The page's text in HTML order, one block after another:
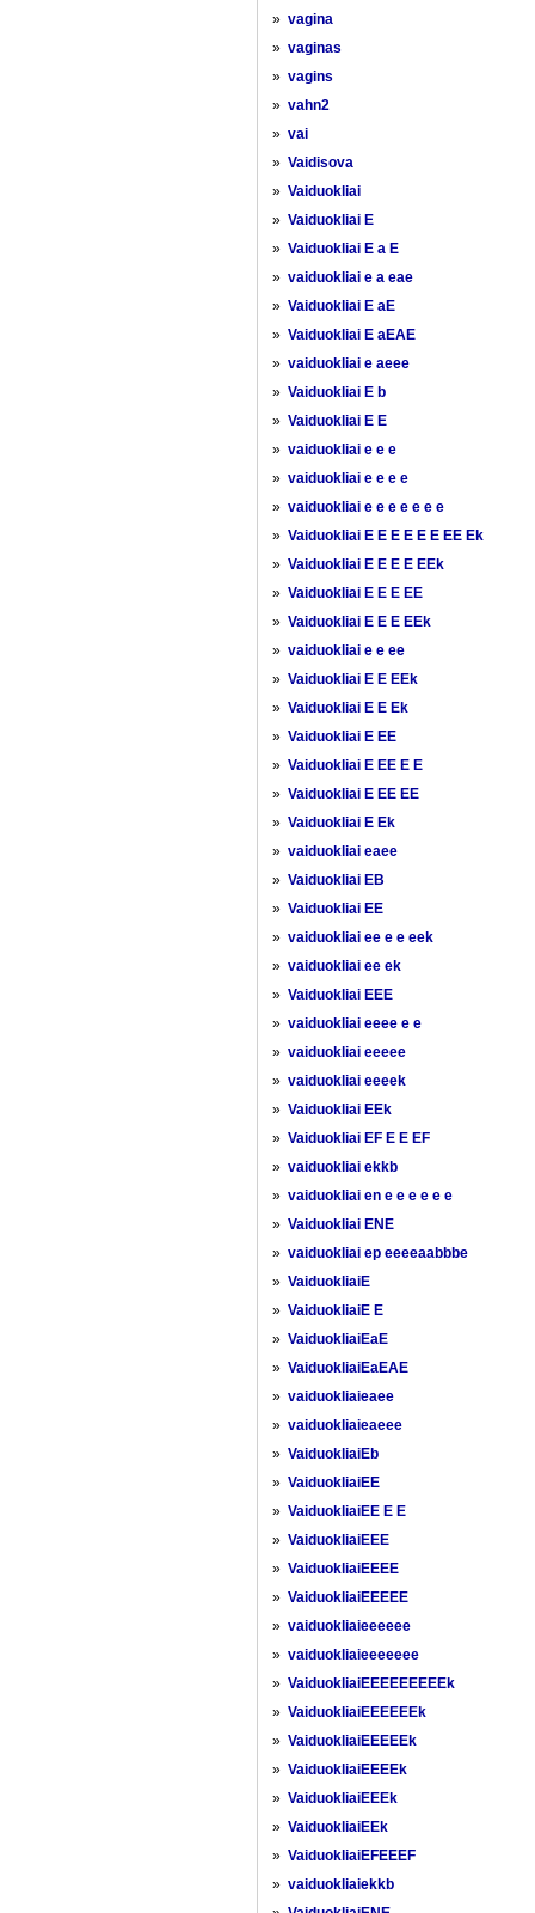
» vagina
» vaginas
» vagins
» vahn2
» vai
» Vaidisova
» Vaiduokliai
» Vaiduokliai E
» Vaiduokliai E a E
» vaiduokliai e a eae
» Vaiduokliai E aE
» Vaiduokliai E aEAE
» vaiduokliai e aeee
» Vaiduokliai E b
» Vaiduokliai E E
» vaiduokliai e e e
» vaiduokliai e e e e
» vaiduokliai e e e e e e e
» Vaiduokliai E E E E E E EE Ek
» Vaiduokliai E E E E EEk
» Vaiduokliai E E E EE
» Vaiduokliai E E E EEk
» vaiduokliai e e ee
» Vaiduokliai E E EEk
» Vaiduokliai E E Ek
» Vaiduokliai E EE
» Vaiduokliai E EE E E
» Vaiduokliai E EE EE
» Vaiduokliai E Ek
» vaiduokliai eaee
» Vaiduokliai EB
» Vaiduokliai EE
» vaiduokliai ee e e eek
» vaiduokliai ee ek
» Vaiduokliai EEE
» vaiduokliai eeee e e
» vaiduokliai eeeee
» vaiduokliai eeeek
» Vaiduokliai EEk
» Vaiduokliai EF E E EF
» vaiduokliai ekkb
» vaiduokliai en e e e e e e
» Vaiduokliai ENE
» vaiduokliai ep eeeeaabbbe
» VaiduokliaiE
» VaiduokliaiE E
» VaiduokliaiEaE
» VaiduokliaiEaEAE
» vaiduokliaieaee
» vaiduokliaieaeee
» VaiduokliaiEb
» VaiduokliaiEE
» VaiduokliaiEE E E
» VaiduokliaiEEE
» VaiduokliaiEEEE
» VaiduokliaiEEEEE
» vaiduokliaieeeeee
» vaiduokliaieeeeeee
» VaiduokliaiEEEEEEEEEk
» VaiduokliaiEEEEEEk
» VaiduokliaiEEEEEk
» VaiduokliaiEEEEk
» VaiduokliaiEEEk
» VaiduokliaiEEk
» VaiduokliaiEFEEEF
» vaiduokliaiekkb